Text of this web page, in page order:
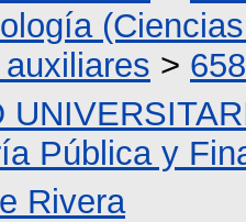
>
Pública y
Rivera